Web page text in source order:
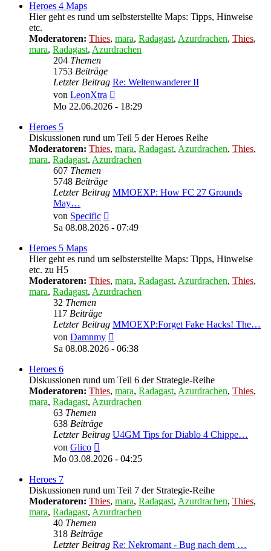
Heroes 4 Maps
Hier geht es rund um selbsterstellte Maps: Tipps, Hinweise
etc.
Moderatoren: Thies, mara, Radagast, Azurdrachen, Thies,
mara, Radagast, Azurdrachen
204 Themen
1753 Beiträge
Letzter Beitrag Re: Weltenwanderer II
von LeonXtra
Beitrag
Mo 22.06.2026 - 18:29
Heroes 5
Diskussionen rund um Teil 5 der Heroes Reihe
Moderatoren: Thies, mara, Radagast, Azurdrachen, Thies,
mara, Radagast, Azurdrachen
607 Themen
5748 Beiträge
Letzter Beitrag MMOEXP: How FC 27 Grounds
May…
von Specific
Beitrag
Sa 08.08.2026 - 07:49
Heroes 5 Maps
Hier geht es rund um selbsterstellte Maps: Tipps, Hinweise
etc. zu H5
Moderatoren: Thies, mara, Radagast, Azurdrachen, Thies,
mara, Radagast, Azurdrachen
32 Themen
117 Beiträge
Letzter Beitrag MMOEXP:Forget Fake Hacks! The…
von Damnmy
Beitrag
Sa 08.08.2026 - 06:38
Heroes 6
Diskussionen rund um Teil 6 der Strategie-Reihe
Moderatoren: Thies, mara, Radagast, Azurdrachen, Thies,
mara, Radagast, Azurdrachen
63 Themen
638 Beiträge
Letzter Beitrag U4GM Tips for Diablo 4 Chippe…
von Glico
Beitrag
Mo 03.08.2026 - 04:25
Heroes 7
Diskussionen rund um Teil 7 der Strategie-Reihe
Moderatoren: Thies, mara, Radagast, Azurdrachen, Thies,
mara, Radagast, Azurdrachen
40 Themen
318 Beiträge
Letzter Beitrag Re: Nekromant - Bug nach dem …